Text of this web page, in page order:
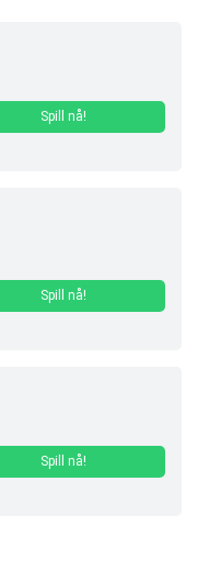
Spill nå!
Spill nå!
Spill nå!